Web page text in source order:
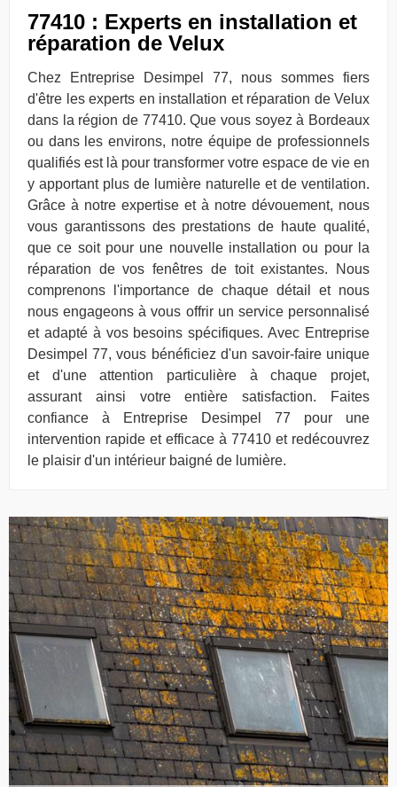
77410 : Experts en installation et
réparation de Velux
Chez Entreprise Desimpel 77, nous sommes fiers
d'être les experts en installation et réparation de Velux
dans la région de 77410. Que vous soyez à Bordeaux
ou dans les environs, notre équipe de professionnels
qualifiés est là pour transformer votre espace de vie en
y apportant plus de lumière naturelle et de ventilation.
Grâce à notre expertise et à notre dévouement, nous
vous garantissons des prestations de haute qualité,
que ce soit pour une nouvelle installation ou pour la
réparation de vos fenêtres de toit existantes. Nous
comprenons l'importance de chaque détail et nous
nous engageons à vous offrir un service personnalisé
et adapté à vos besoins spécifiques. Avec Entreprise
Desimpel 77, vous bénéficiez d'un savoir-faire unique
et d'une attention particulière à chaque projet,
assurant ainsi votre entière satisfaction. Faites
confiance à Entreprise Desimpel 77 pour une
intervention rapide et efficace à 77410 et redécouvrez
le plaisir d'un intérieur baigné de lumière.